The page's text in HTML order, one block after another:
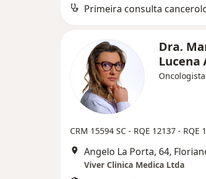
Primeira consulta
Dra.
Lucena
Oncologista
CRM 15594 SC - RQE 12137 - RQE
Angelo La Porta, 64,
Viver Clinica Medica Ltda